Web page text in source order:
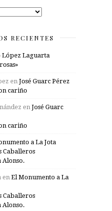
RECIENTES
Laguarta
en José Guarc Pérez
cariño
en José Guarc
cariño
a La Jota
Caballeros
en El Monumento a La
Caballeros